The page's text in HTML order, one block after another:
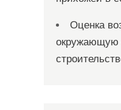
Оценка
окружающую